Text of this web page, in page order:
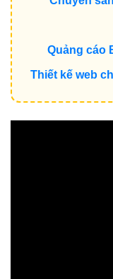
Quảng cáo
Thiết kế web